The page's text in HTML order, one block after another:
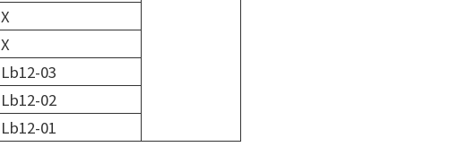
X
X
Lb12-03
Lb12-02
Lb12-01